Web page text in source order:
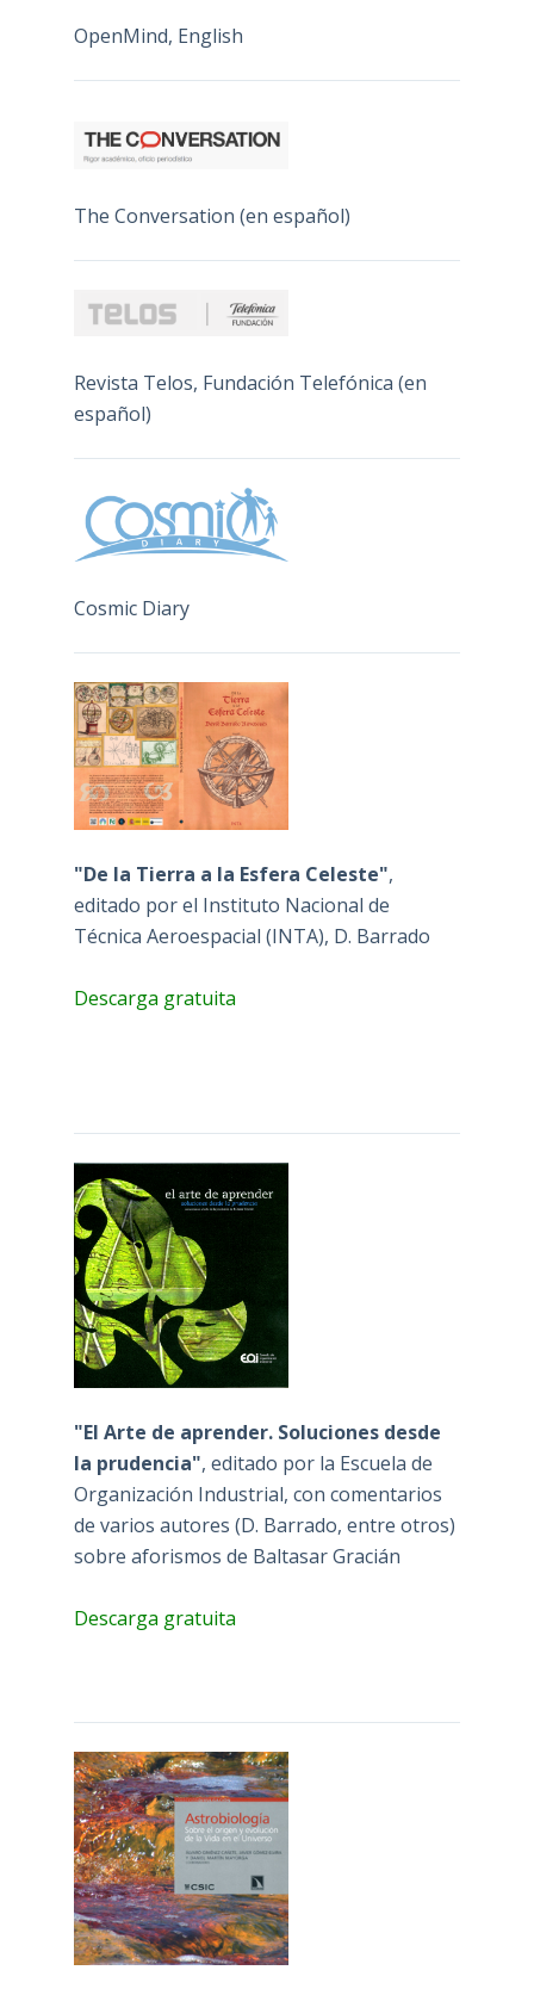
OpenMind, English
The Conversation (en español)
Revista Telos, Fundación Telefónica (en
español)
Cosmic Diary
"De la Tierra a la Esfera Celeste",
editado por el Instituto Nacional de
Técnica Aeroespacial (INTA), D. Barrado
Descarga gratuita
"El Arte de aprender. Soluciones desde
la prudencia", editado por la Escuela de
Organización Industrial, con comentarios
de varios autores (D. Barrado, entre otros)
sobre aforismos de Baltasar Gracián
Descarga gratuita